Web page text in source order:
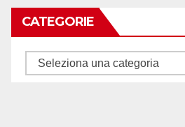
CATEGORIE
Categorie